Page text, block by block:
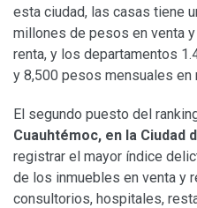
esta ciudad, las casas tiene
millones de pesos en venta
renta, y los departamentos
y 8,500 pesos mensuales en
El segundo puesto del
Cuauhtémoc, en la Ciudad
registrar el mayor índice
de los inmuebles en venta y
consultorios, hospitales,